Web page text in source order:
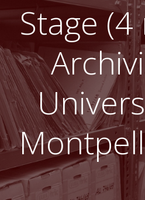
Stage